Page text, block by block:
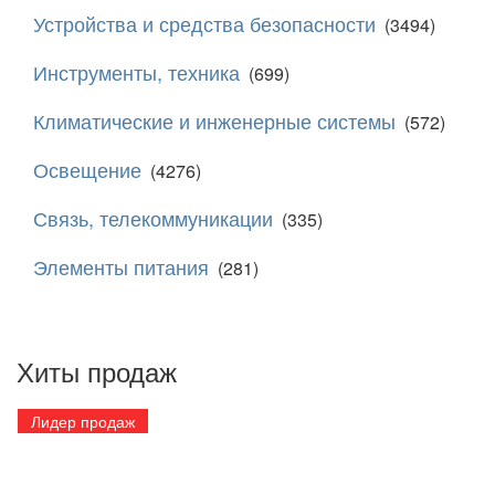
Устройства и средства безопасности (3494)
Инструменты, техника (699)
Климатические и инженерные системы (572)
Освещение (4276)
Связь, телекоммуникации (335)
Элементы питания (281)
Хиты продаж
Лидер продаж